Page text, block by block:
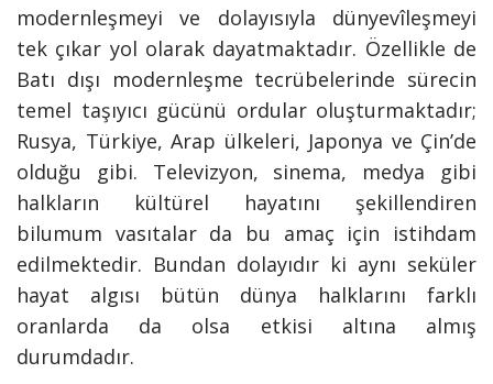
modernleşmeyi ve dolayısıyla dünyevîleşmeyi
tek çıkar yol olarak dayatmaktadır. Özellikle de
Batı dışı modernleşme tecrübelerinde sürecin
temel taşıyıcı gücünü ordular oluşturmaktadır;
Rusya, Türkiye, Arap ülkeleri, Japonya ve Çin’de
olduğu gibi. Televizyon, sinema, medya gibi
halkların kültürel hayatını şekillendiren
bilumum vasıtalar da bu amaç için istihdam
edilmektedir. Bundan dolayıdır ki aynı seküler
hayat algısı bütün dünya halklarını farklı
oranlarda da olsa etkisi altına almış
durumdadır.